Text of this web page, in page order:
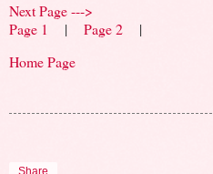
Next Page --->
Page 1
| Page 2 |
Home Page
Share